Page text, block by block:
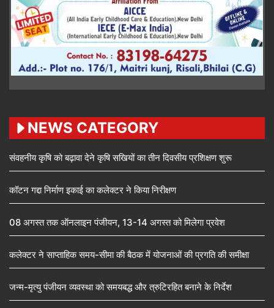
NEWS CATEGORY
संवहनीय कृषि को बढ़ावा देने कृषि सखियों का तीन दिवसीय प्रशिक्षण शुरू
कॉटन गद्दा निर्माण इकाई का कलेक्टर ने किया निरीक्षण
08 अगस्त तक ऑनलाइन पंजीयन, 13-14 अगस्त को मिलेगा प्रवेश
कलेक्टर ने साप्ताहिक समय-सीमा की बैठक में योजनाओं की प्रगति की समीक्षा
जन्म-मृत्यु पंजीयन व्यवस्था को समयबद्ध और त्रुटिरहित बनाने के निर्देश